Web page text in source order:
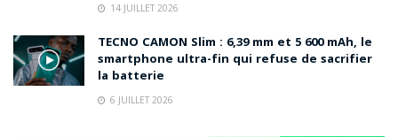
14 JUILLET 2026
TECNO CAMON Slim : 6,39 mm et 5 600 mAh, le
smartphone ultra-fin qui refuse de sacrifier
la batterie
6 JUILLET 2026